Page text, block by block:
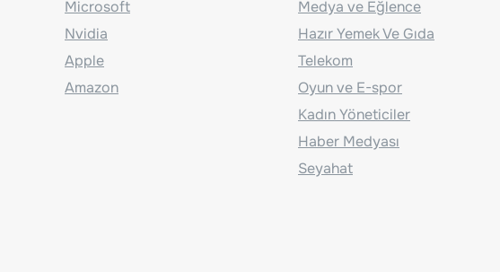
Microsoft
Nvidia
Apple
Amazon
Medya ve Eğlence
Hazır Yemek Ve Gıda
Telekom
Oyun ve E-spor
Kadın Yöneticiler
Haber Medyası
Seyahat